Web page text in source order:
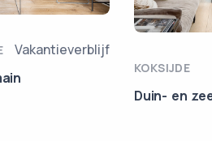
Vakantieverblijf
KOKSIJDE
Duin- en